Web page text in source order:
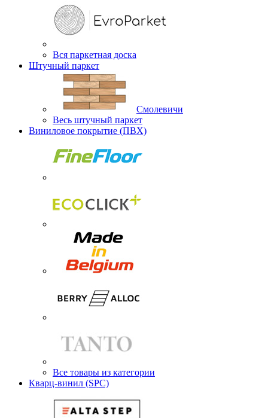
Вся паркетная доска
Штучный паркет
Смолевичи
Весь штучный паркет
Виниловое покрытие (ПВХ)
Все товары из категории
Кварц-винил (SPC)